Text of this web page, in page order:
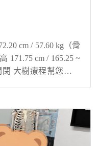
cm / 57.60 kg（骨
171.75 cm / 165.25 ~
大樹療程幫您與孩